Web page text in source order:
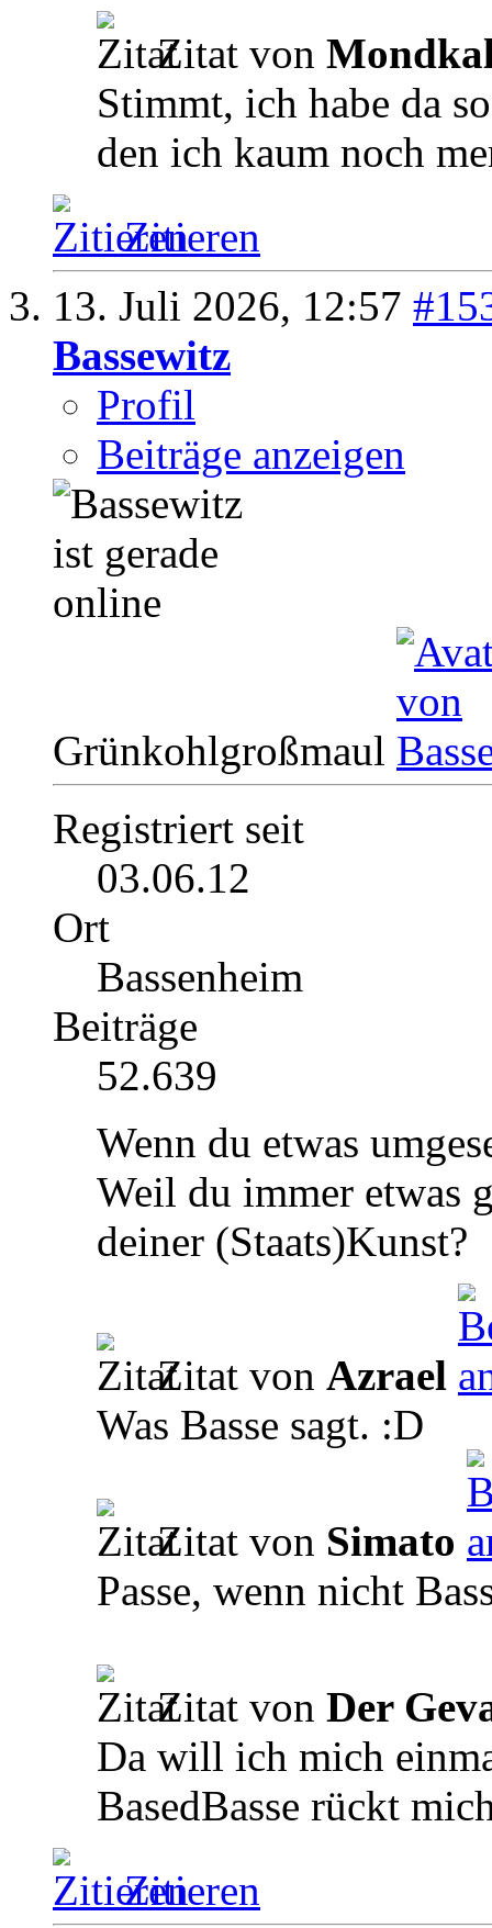
Zitat von
Stimmt, ich habe da
den ich kaum noch
Zitieren
13. Juli 2026, 12:57
Bassewitz
Profil
Beiträge anzeigen
Grünkohlgroßmaul
Registriert seit
03.06.12
Ort
Bassenheim
Beiträge
52.639
Wenn du etwas
Weil du immer etwas
deiner (Staats)Kunst?
Zitat von Azrael
Was Basse sagt. :D
Zitat von Simato
Passe, wenn nicht
Zitat von Der
Da will ich mich
BasedBasse rückt
Zitieren